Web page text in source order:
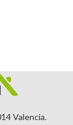
Valencia.